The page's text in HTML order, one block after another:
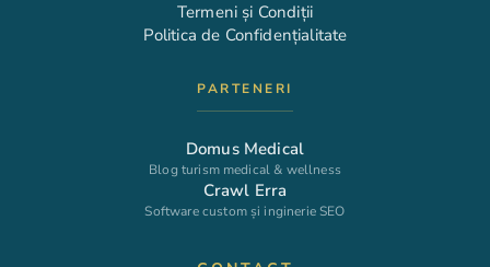
Termeni și Condiții
Politica de Confidențialitate
PARTENERI
Domus Medical
Blog turism medical & wellness
Crawl Erra
Software custom și inginerie SEO